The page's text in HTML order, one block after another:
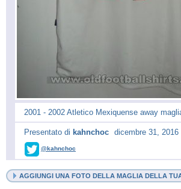
2001 - 2002 Atletico Mexiquense away
Presentato di kahnchoc dicembre 31, 2016
@kahnchoc
AGGIUNGI UNA FOTO DELLA MAGLIA DELLA